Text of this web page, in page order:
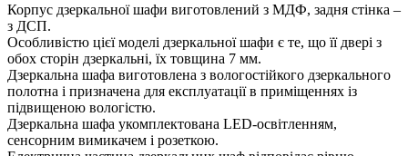
Корпус дзеркальної шафи виготовлений з МДФ, задня стінка –
з ДСП.
Особливістю цієї моделі дзеркальної шафи є те, що її двері з
обох сторін дзеркальні, їх товщина 7 мм.
Дзеркальна шафа виготовлена з вологостійкого дзеркального
полотна і призначена для експлуатації в приміщеннях із
підвищеною вологістю.
Дзеркальна шафа укомплектована LED-освітленням,
сенсорним вимикачем і розеткою.